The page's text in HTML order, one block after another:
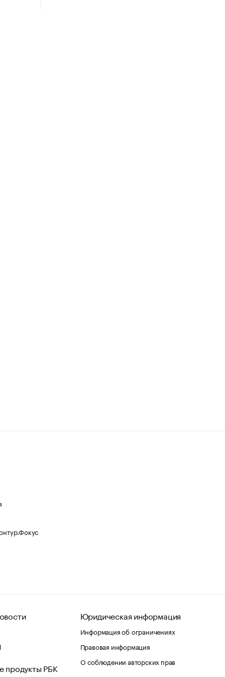
продукты РБК
Юридическая информация
Информация об ограничениях
Правовая информация
О соблюдении авторских прав